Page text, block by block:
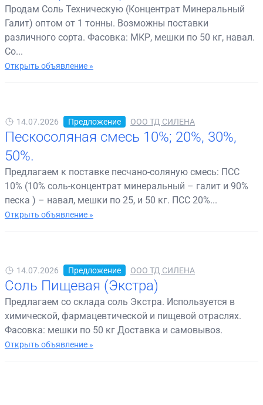
Продам Соль Техническую (Концентрат Минеральный
Галит) оптом от 1 тонны. Возможны поставки
различного сорта. Фасовка: МКР, мешки по 50 кг, навал.
Со...
Открыть объявление »
14.07.2026 Предложение ООО ТД СИЛЕНА
Пескосоляная смесь 10%; 20%, 30%,
50%.
Предлагаем к поставке песчано-соляную смесь: ПСС
10% (10% соль-концентрат минеральный – галит и 90%
песка ) – навал, мешки по 25, и 50 кг. ПСС 20%...
Открыть объявление »
14.07.2026 Предложение ООО ТД СИЛЕНА
Соль Пищевая (Экстра)
Предлагаем со склада соль Экстра. Используется в
химической, фармацевтической и пищевой отраслях.
Фасовка: мешки по 50 кг Доставка и самовывоз.
Открыть объявление »